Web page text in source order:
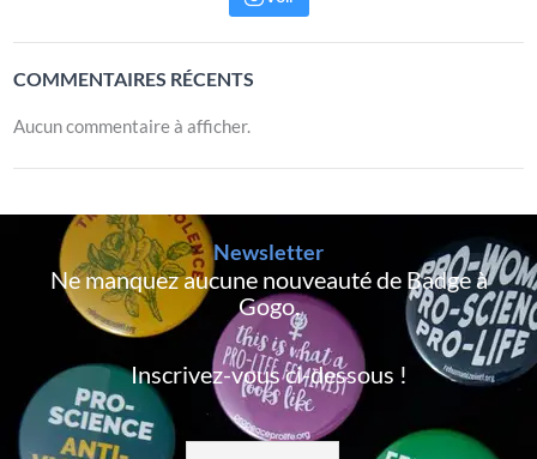
COMMENTAIRES RÉCENTS
Aucun commentaire à afficher.
Newsletter
Ne manquez aucune nouveauté de Badge à
Gogo,
Inscrivez-vous ci-dessous !